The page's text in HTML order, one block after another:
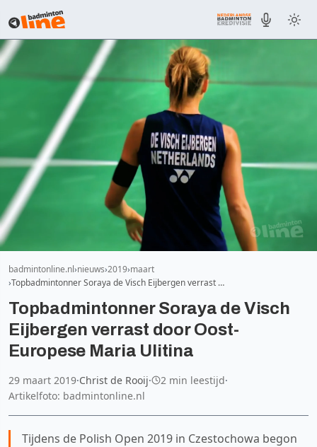
badmintonline.nl nieuws 2019 maart
Topbadmintonner Soraya de Visch Eijbergen verrast …
Topbadmintonner Soraya de Visch
Eijbergen verrast door Oost-
Europese Maria Ulitina
29 maart 2019·Christ de Rooij· 2 min leestijd·
Artikelfoto: badmintonline.nl
Tijdens de Polish Open 2019 in Czestochowa begon